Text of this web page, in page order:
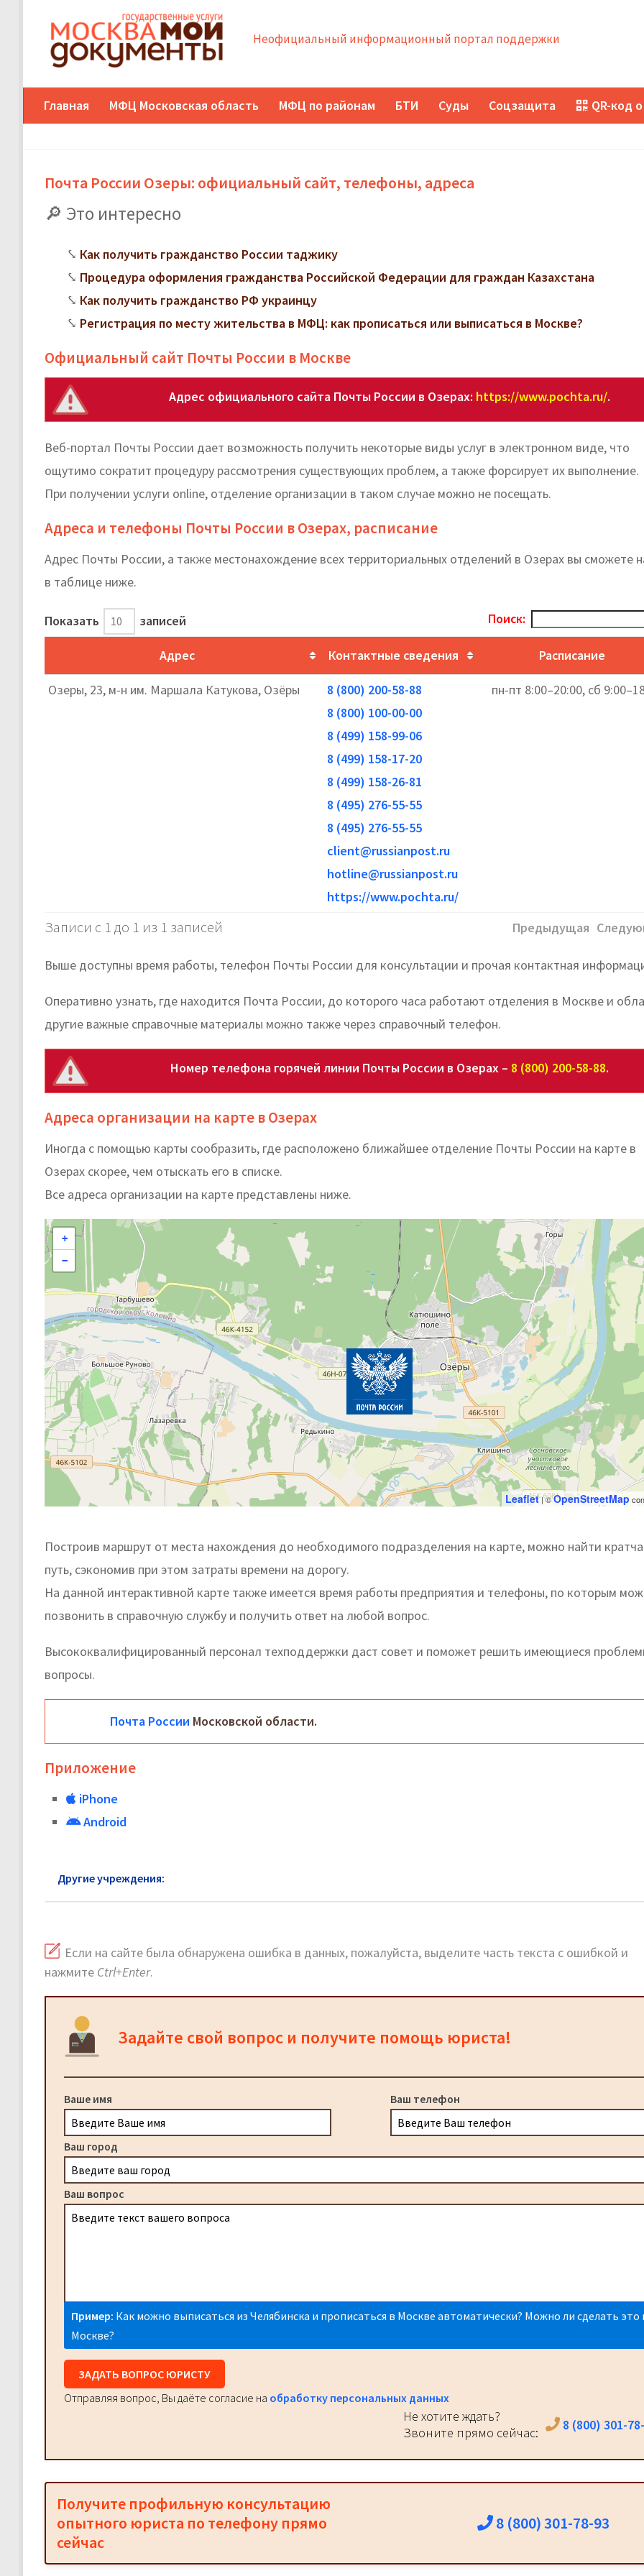
Неофициальный информационный портал поддержки
Главная МФЦ Московская область МФЦ по районам БТИ Суды Соцзащита QR-код
Почта России Озеры: официальный сайт, телефоны, адреса
Это интересно
Как получить гражданство России таджику
Процедура оформления гражданства Российской Федерации для граждан Казахстана
Как получить гражданство РФ украинцу
Регистрация по месту жительства в МФЦ: как прописаться или выписаться в Москве?
Официальный сайт Почты России в Москве
Адрес официального сайта Почты России в Озерах: https://www.pochta.ru/.
Веб-портал Почты России дает возможность получить некоторые виды услуг в электронном виде, что
ощутимо сократит процедуру рассмотрения существующих проблем, а также форсирует их выполнение.
При получении услуги online, отделение организации в таком случае можно не посещать.
Адреса и телефоны Почты России в Озерах, расписание
Адрес Почты России, а также местонахождение всех территориальных отделений в Озерах вы cможете
в таблице ниже.
Показать записей Поиск:
Адрес Контактные сведения Расписание
Озеры, 23, м-н им. Маршала Катукова, Озёры
8 (800) 200-58-88
8 (800) 100-00-00
8 (499) 158-99-06
8 (499) 158-17-20
8 (499) 158-26-81
8 (495) 276-55-55
8 (495) 276-55-55
client@russianpost.ru
hotline@russianpost.ru
https://www.pochta.ru/
пн-пт 8:00–20:00, сб
Записи с 1 до 1 из 1 записей Предыдущая
Выше доступны время работы, телефон Почты России для консультации и прочая контактная
Оперативно узнать, где находится Почта России, до которого часа работают отделения в Москве и
другие важные справочные материалы можно также через справочный телефон.
Номер телефона горячей линии Почты России в Озерах – 8 (800) 200-58-88.
Адреса организации на карте в Озерах
Иногда с помощью карты сообразить, где расположено ближайшее отделение Почты России на карте в
Озерах скорее, чем отыскать его в списке.
Все адреса организации на карте представлены ниже.
+
−
Leaflet| ©OpenStreetMap
Построив маршрут от места нахождения до необходимого подразделения на карте, можно найти
путь, сэкономив при этом затраты времени на дорогу.
На данной интерактивной карте также имеется время работы предприятия и телефоны, по которым
позвонить в справочную службу и получить ответ на любой вопрос.
Высококвалифицированный персонал техподдержки даст совет и поможет решить имеющиеся
вопросы.
Почта России Московской области.
Приложение
iPhone
Android
Другие учреждения:
Если на сайте была обнаружена ошибка в данных, пожалуйста, выделите часть текста с ошибкой и
нажмите Ctrl+Enter.
Задайте свой вопрос и получите помощь юриста!
Ваше имя Ваш телефон
Ваш город
Ваш вопрос
Пример: Как можно выписаться из Челябинска и прописаться в Москве автоматически? Можно ли сделать это
Москве?
ЗАДАТЬ ВОПРОС ЮРИСТУ
Отправляя вопрос, Вы даёте согласие на обработку персональных данных
Не хотите ждать?
Звоните прямо сейчас:
8 (800) 301-
Получите профильную консультацию
опытного юриста по телефону прямо
сейчас
8 (800) 301-78-93